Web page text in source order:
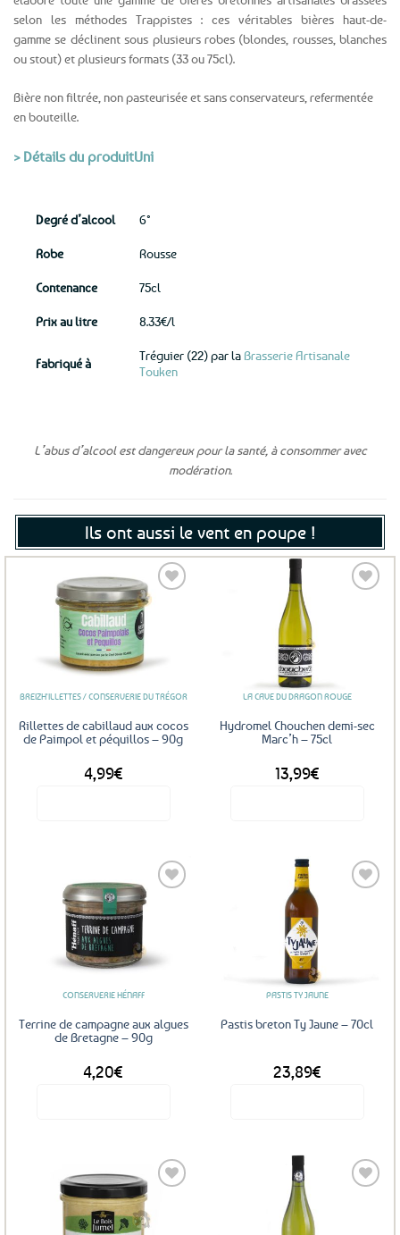
selon les méthodes Trappistes : ces véritables bières haut-de-
gamme se déclinent sous plusieurs robes (blondes, rousses, blanches
ou stout) et plusieurs formats (33 ou 75cl).
Bière non filtrée, non pasteurisée et sans conservateurs, refermentée
en bouteille.
> Détails du produitUni
Degré d’alcool 6°
Robe Rousse
Contenance 75cl
Prix au litre 8.33€/l
Fabriqué à
Tréguier (22) par la Brasserie Artisanale
Touken
L’abus d’alcool est dangereux pour la santé, à consommer avec
modération.
Ils ont aussi le vent en poupe !
Ajouter
BREIZH'ILLETTES / CONSERVERIE DU TRÉGOR
Rillettes de cabillaud aux cocos
de Paimpol et péquillos – 90g
4,99€
LA CAVE DU DRAGON ROUGE
Hydromel Chouchen demi-sec
Marc’h – 75cl
13,99€
CONSERVERIE HÉNAFF
Terrine de campagne aux algues
de Bretagne – 90g
4,20€
PASTIS TY JAUNE
Pastis breton Ty Jaune – 70cl
23,89€
favoris